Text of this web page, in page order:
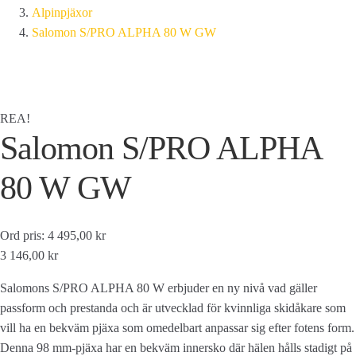
Alpinpjäxor
Salomon S/PRO ALPHA 80 W GW
REA!
Salomon S/PRO ALPHA
80 W GW
Ord pris: 4 495,00 kr
3 146,00 kr
Salomons S/PRO ALPHA 80 W erbjuder en ny nivå vad gäller
passform och prestanda och är utvecklad för kvinnliga skidåkare som
vill ha en bekväm pjäxa som omedelbart anpassar sig efter fotens form.
Denna 98 mm-pjäxa har en bekväm innersko där hälen hålls stadigt på